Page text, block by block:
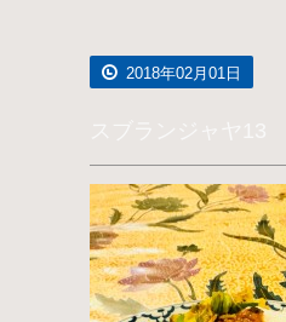
2018年02月01日